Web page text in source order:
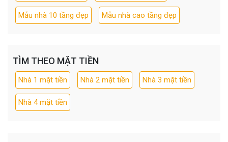
Mẫu nhà 10 tầng đẹp Mẫu nhà cao tầng đẹp
TÌM THEO MẶT TIỀN
Nhà 1 mặt tiền Nhà 2 mặt tiền Nhà 3 mặt tiền
Nhà 4 mặt tiền